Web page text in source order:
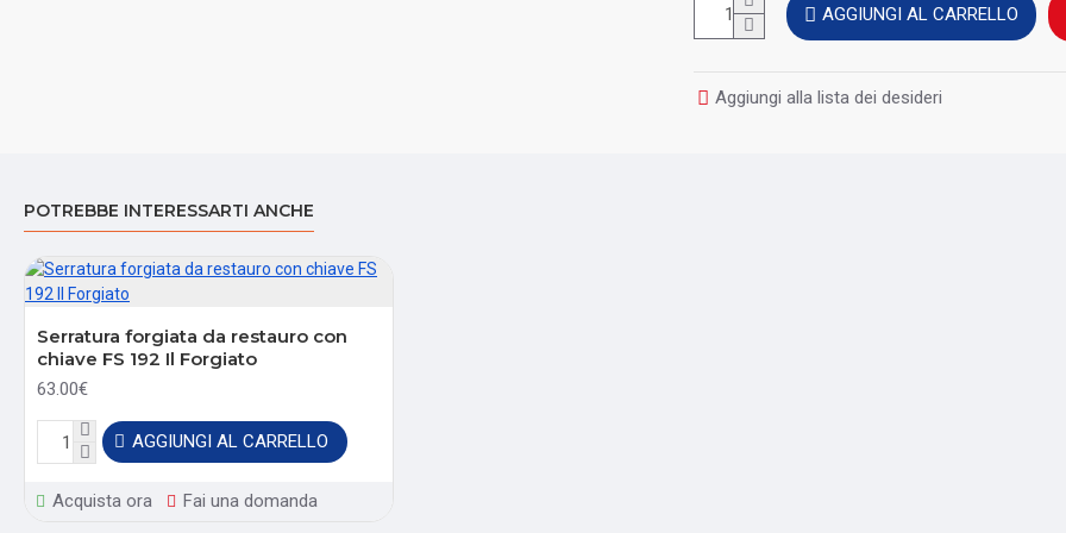
AGGIUNGI AL CARRELLO
Aggiungi alla lista dei desideri
POTREBBE INTERESSARTI ANCHE
Serratura forgiata da restauro con
chiave FS 192 Il Forgiato
63.00€
AGGIUNGI AL CARRELLO
Acquista ora Fai una domanda